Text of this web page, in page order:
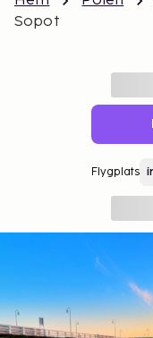
Sopot
Flygplats